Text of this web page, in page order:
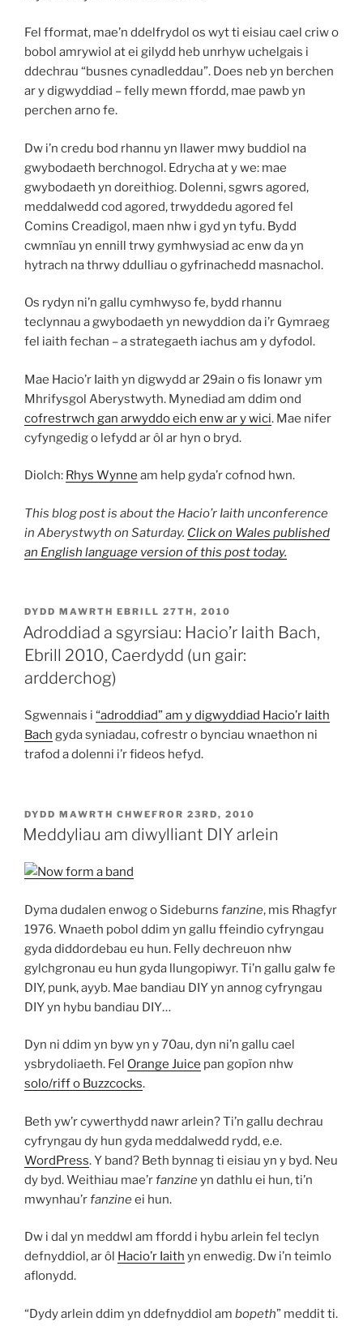
Fel fformat, mae’n ddelfrydol os wyt ti eisiau cael criw o
bobol amrywiol at ei gilydd heb unrhyw uchelgais i
ddechrau “busnes cynadleddau”. Does neb yn berchen
ar y digwyddiad – felly mewn ffordd, mae pawb yn
perchen arno fe.
Dw i’n credu bod rhannu yn llawer mwy buddiol na
gwybodaeth berchnogol. Edrycha at y we: mae
gwybodaeth yn doreithiog. Dolenni, sgwrs agored,
meddalwedd cod agored, trwyddedu agored fel
Comins Creadigol, maen nhw i gyd yn tyfu. Bydd
cwmnïau yn ennill trwy gymhwysiad ac enw da yn
hytrach na thrwy ddulliau o gyfrinachedd masnachol.
Os rydyn ni’n gallu cymhwyso fe, bydd rhannu
teclynnau a gwybodaeth yn newyddion da i’r Gymraeg
fel iaith fechan – a strategaeth iachus am y dyfodol.
Mae Hacio’r Iaith yn digwydd ar 29ain o fis Ionawr ym
Mhrifysgol Aberystwyth. Mynediad am ddim ond
cofrestrwch gan arwyddo eich enw ar y wici. Mae nifer
cyfyngedig o lefydd ar ôl ar hyn o bryd.
Diolch: Rhys Wynne am help gyda’r cofnod hwn.
This blog post is about the Hacio’r Iaith unconference
in Aberystwyth on Saturday. Click on Wales published
an English language version of this post today.
COFNODWYD
AR
DYDD MAWRTH EBRILL 27TH, 2010
Adroddiad a sgyrsiau: Hacio’r Iaith Bach,
Ebrill 2010, Caerdydd (un gair:
ardderchog)
Sgwennais i “adroddiad” am y digwyddiad Hacio’r Iaith
Bach gyda syniadau, cofrestr o bynciau wnaethon ni
trafod a dolenni i’r fideos hefyd.
COFNODWYD
AR
DYDD MAWRTH CHWEFROR 23RD, 2010
Meddyliau am diwylliant DIY arlein
Dyma dudalen enwog o Sideburns fanzine, mis Rhagfyr
1976. Wnaeth pobol ddim yn gallu ffeindio cyfryngau
gyda diddordebau eu hun. Felly dechreuon nhw
gylchgronau eu hun gyda llungopiwyr. Ti’n gallu galw fe
DIY, punk, ayyb. Mae bandiau DIY yn annog cyfryngau
DIY yn hybu bandiau DIY…
Dyn ni ddim yn byw yn y 70au, dyn ni’n gallu cael
ysbrydoliaeth. Fel Orange Juice pan gopïon nhw
solo/riff o Buzzcocks.
Beth yw’r cywerthydd nawr arlein? Ti’n gallu dechrau
cyfryngau dy hun gyda meddalwedd rydd, e.e.
WordPress. Y band? Beth bynnag ti eisiau yn y byd. Neu
dy byd. Weithiau mae’rfanzineyn dathlu ei hun, ti’n
mwynhau’rfanzineei hun.
Dw i dal yn meddwl am ffordd i hybu arlein fel teclyn
defnyddiol, ar ôl Hacio’r Iaith yn enwedig. Dw i’n teimlo
aflonydd.
“Dydy arlein ddim yn ddefnyddiol am bopeth” meddit ti.